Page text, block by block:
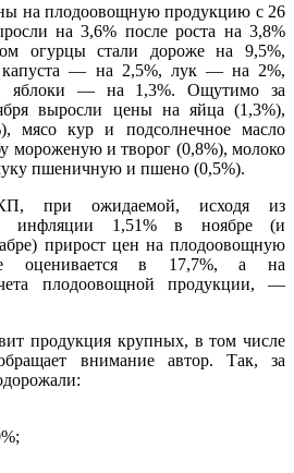
на плодоовощную продукцию с 26
на 3,6% после роста на 3,8%
огурцы стали дороже на 9,5%,
— на 2,5%, лук — на 2%,
яблоки — на 1,3%. Ощутимо за
выросли цены на яйца (1,3%),
мясо кур и подсолнечное масло
мороженую и творог (0,8%), молоко
пшеничную и пшено (0,5%).
при ожидаемой, исходя из
инфляции 1,51% в ноябре (и
прирост цен на плодоовощную
оценивается в 17,7%, а на
плодоовощной продукции, —
продукция крупных, в том числе
внимание автор. Так, за